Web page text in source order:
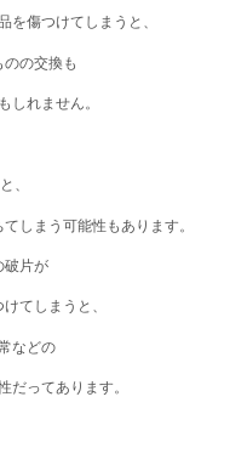
を傷つけてしまうと、
の交換も
しれません。
、
しまう可能性もあります。
破片が
てしまうと、
などの
だってあります。